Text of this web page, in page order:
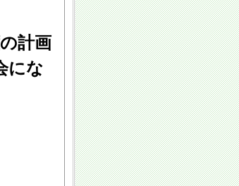
計画
にな